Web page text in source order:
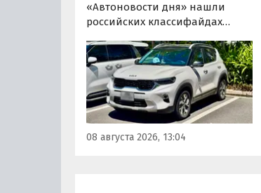
«Автоновости дня» нашли
российских классифайдах
поставке нового Kia Sonet. Это
кроссовер компактнее Seltos, а
возят его к нам в основном из
Китая, предлагая автомобили
уже с доставкой, растаможкой и
всеми документами для
постановки на учет в ГАИ.
08 августа 2026, 13:04